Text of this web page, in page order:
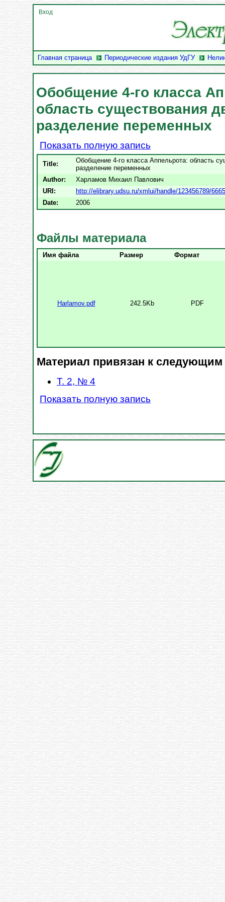
Главная страница Периодические издания УдГУ
Вход
Обобщение 4-го класса
область существования
разделение переменных
Показать полную запись
Title:
Обобщение 4-го класса Аппельрота: область
разделение переменных
Author:
Харламов Михаил Павлович
URI:
http://elibrary.udsu.ru/xmlui/handle/123456789/6665
Date:
2006
Файлы материала
Имя файла Размер Формат
Harlamov.pdf 242.5Kb PDF
Материал привязан к следующим
Т. 2, № 4
Показать полную запись